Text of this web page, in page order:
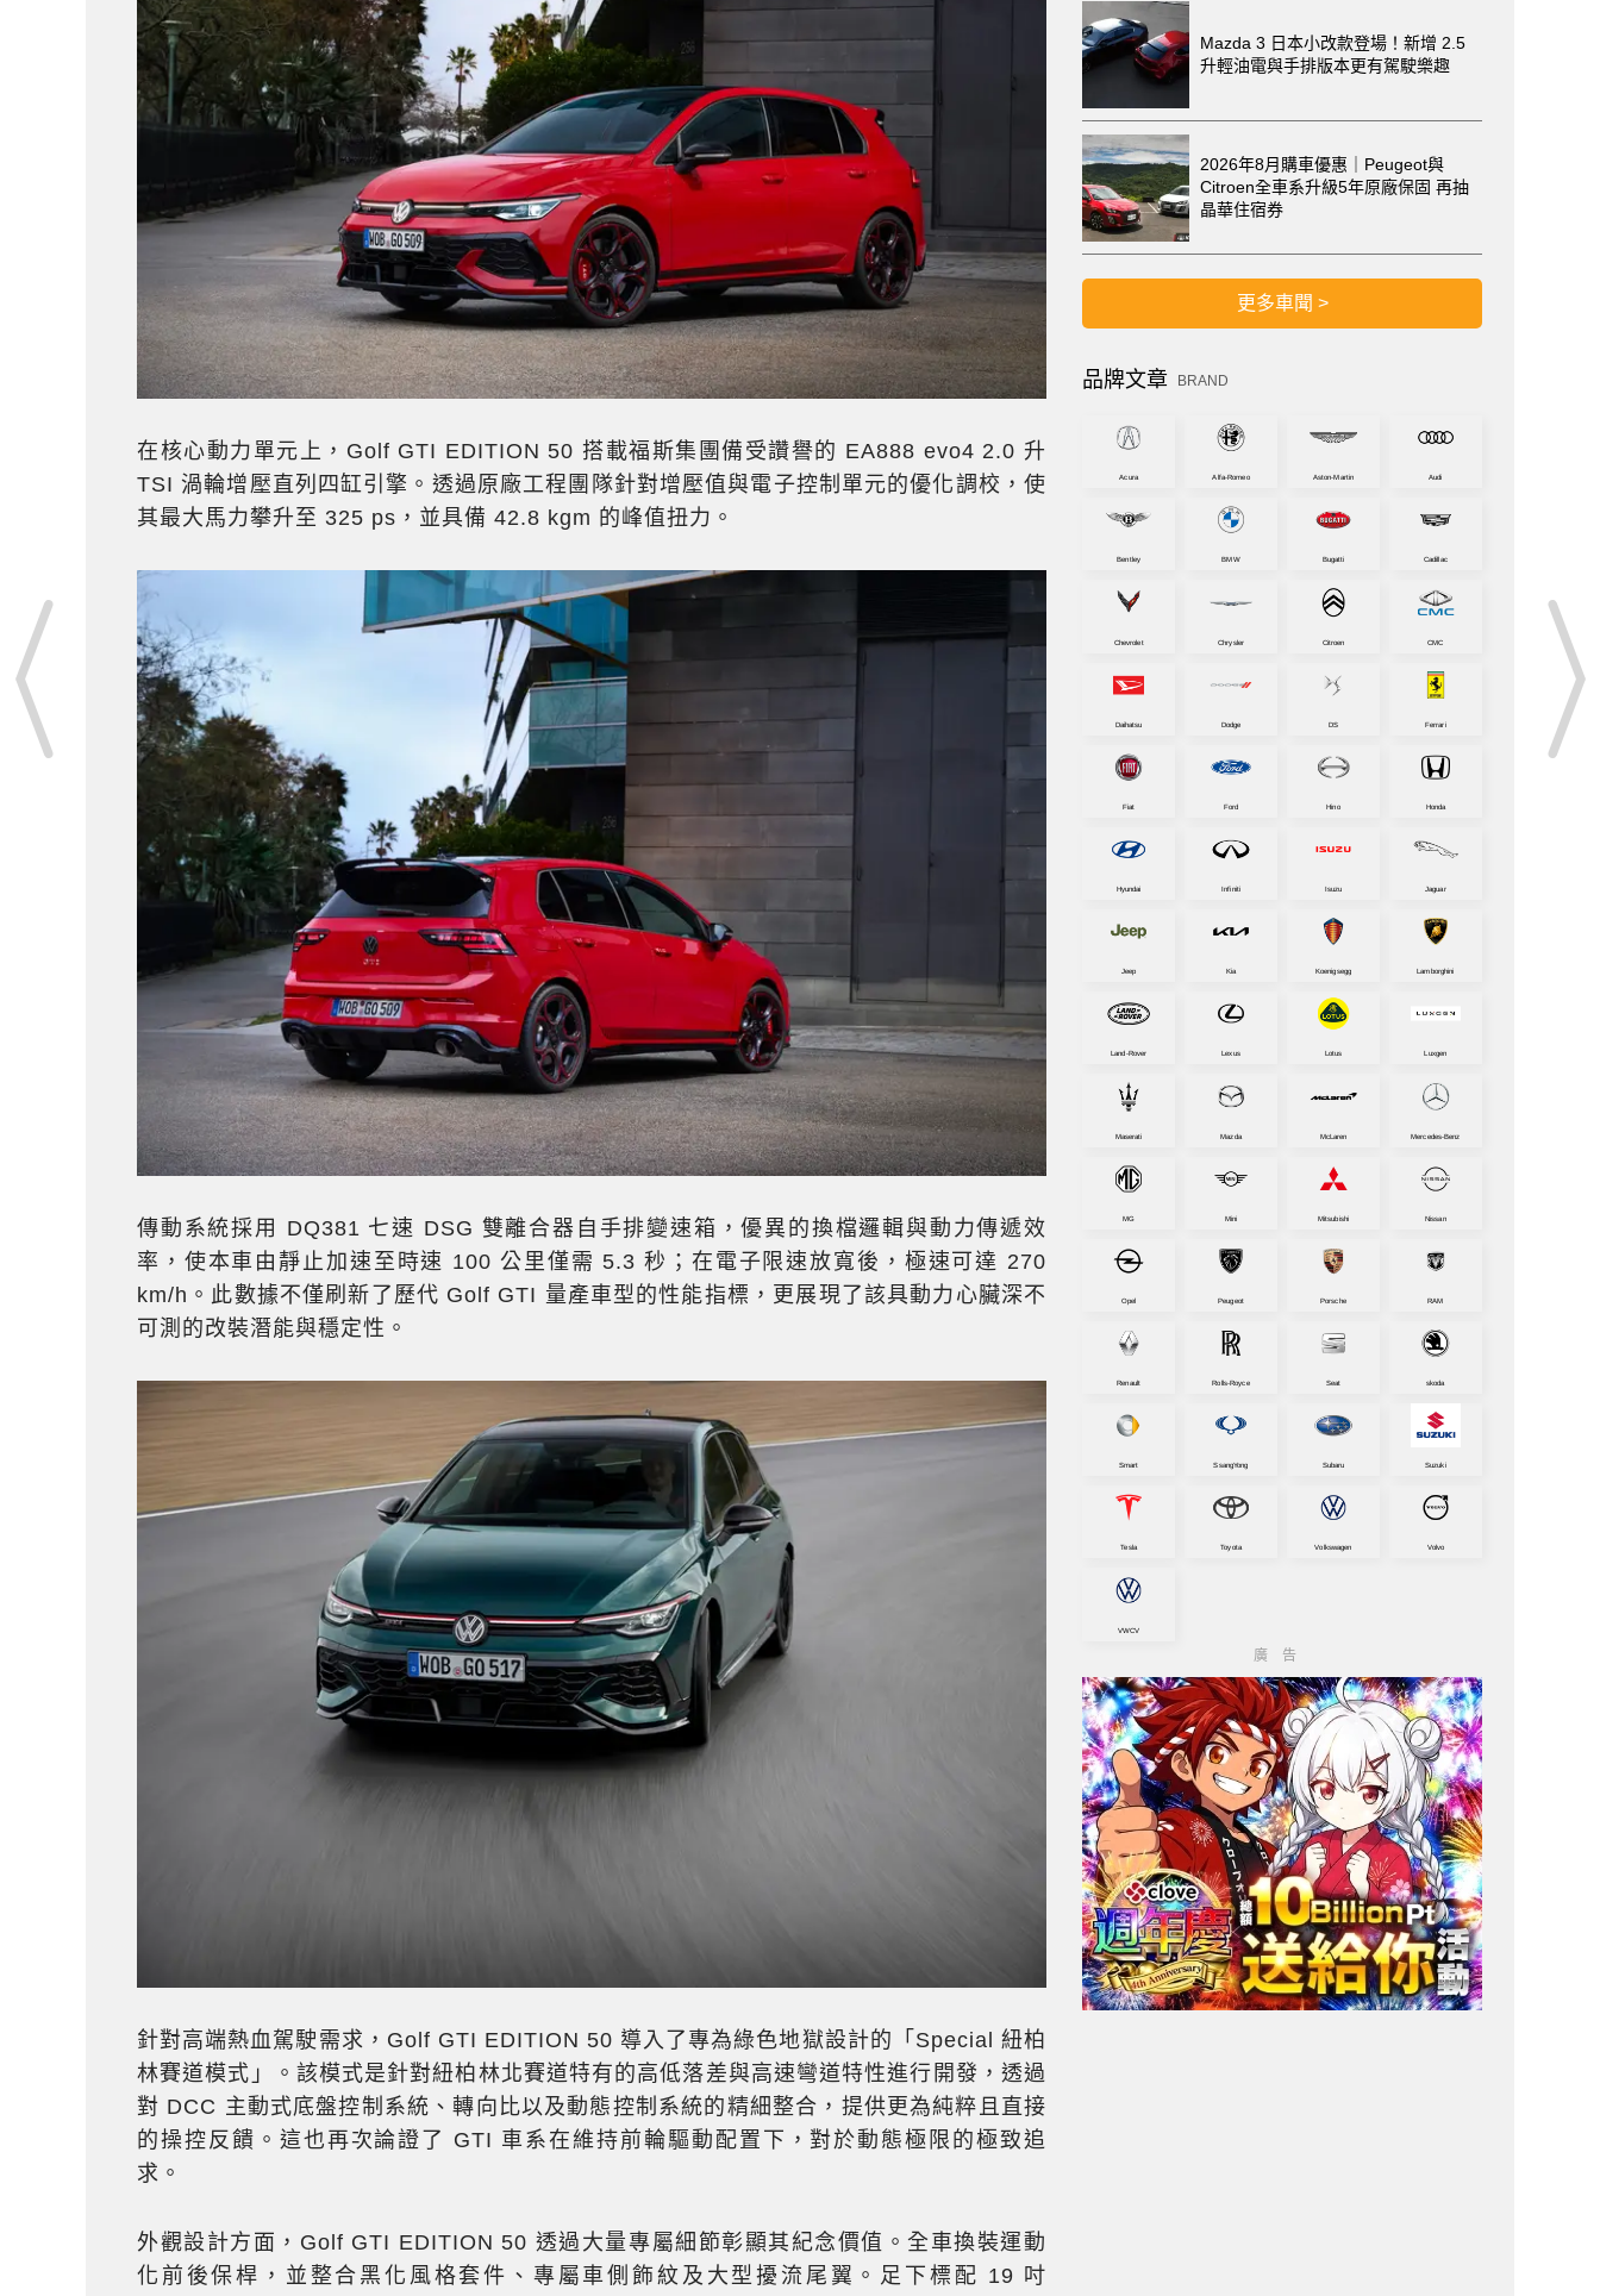
在核心動力單元上，Golf GTI EDITION 50 搭載福斯集團備受讚譽的 EA888 evo4 2.0 升
TSI 渦輪增壓直列四缸引擎。透過原廠工程團隊針對增壓值與電子控制單元的優化調校，使
其最大馬力攀升至 325 ps，並具備 42.8 kgm 的峰值扭力。
傳動系統採用 DQ381 七速 DSG 雙離合器自手排變速箱，優異的換檔邏輯與動力傳遞效
率，使本車由靜止加速至時速 100 公里僅需 5.3 秒；在電子限速放寬後，極速可達 270
km/h。此數據不僅刷新了歷代 Golf GTI 量產車型的性能指標，更展現了該具動力心臟深不
可測的改裝潛能與穩定性。
針對高端熱血駕駛需求，Golf GTI EDITION 50 導入了專為綠色地獄設計的「Special 紐柏
林賽道模式」。該模式是針對紐柏林北賽道特有的高低落差與高速彎道特性進行開發，透過
對 DCC 主動式底盤控制系統、轉向比以及動態控制系統的精細整合，提供更為純粹且直接
的操控反饋。這也再次論證了 GTI 車系在維持前輪驅動配置下，對於動態極限的極致追
求。
外觀設計方面，Golf GTI EDITION 50 透過大量專屬細節彰顯其紀念價值。全車換裝運動
化前後保桿，並整合黑化風格套件、專屬車側飾紋及大型擾流尾翼。足下標配 19 吋
Mazda 3 日本小改款登場！新增 2.5
升輕油電與手排版本更有駕駛樂趣
2026年8月購車優惠｜Peugeot與
Citroen全車系升級5年原廠保固 再抽
晶華住宿券
更多車聞 >
品牌文章 BRAND
Acura Alfa-Romeo Aston-Martin Audi
Bentley BMW Bugatti Cadillac
Chevrolet Chrysler Citroen CMC
Daihatsu Dodge DS Ferrari
Fiat Ford Hino Honda
Hyundai Infiniti Isuzu Jaguar
Jeep Kia Koenigsegg Lamborghini
Land-Rover Lexus Lotus Luxgen
Maserati Mazda McLaren Mercedes-Benz
MG Mini Mitsubishi Nissan
Opel Peugeot Porsche RAM
Renault Rolls-Royce Seat skoda
Smart SsangYong Subaru Suzuki
Tesla Toyota Volkswagen Volvo
VWCV
廣告